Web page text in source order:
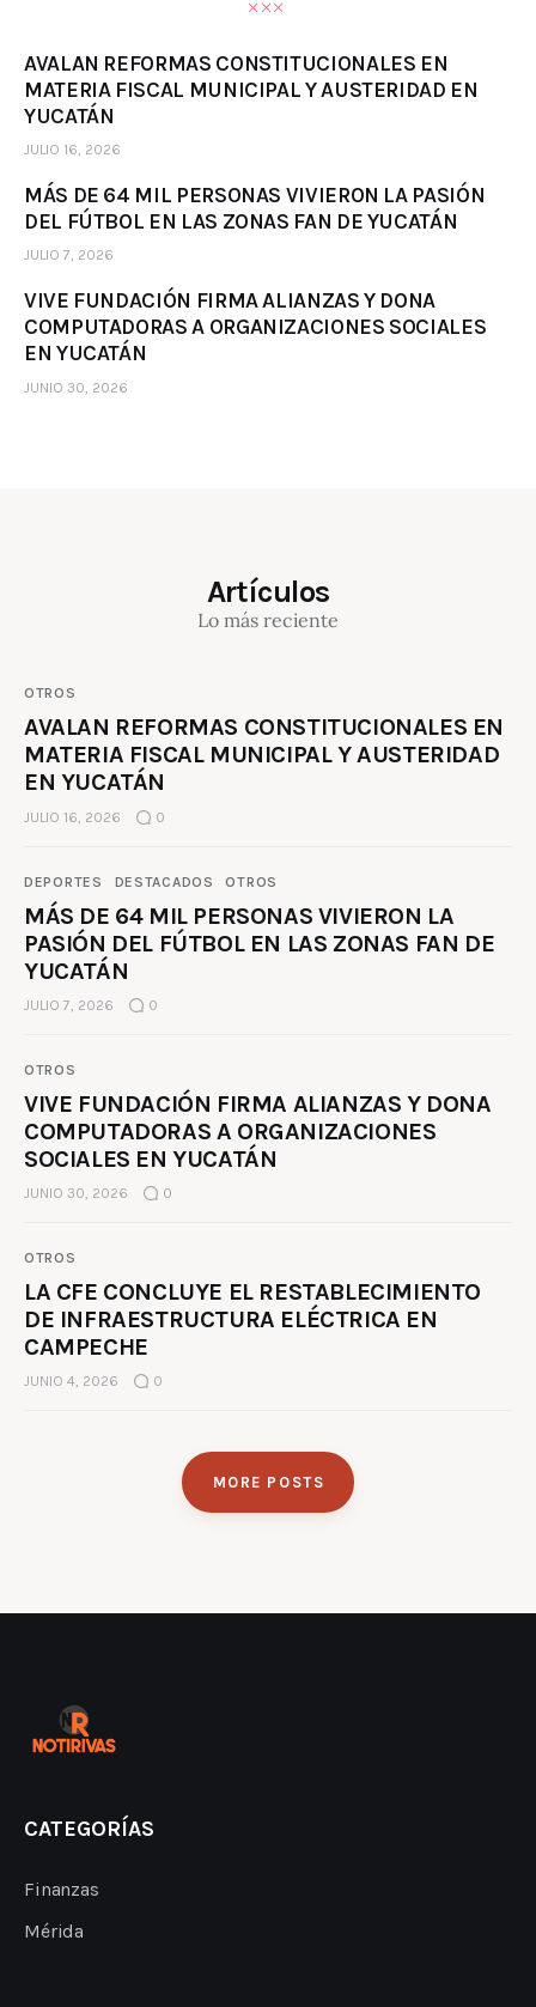
AVALAN REFORMAS CONSTITUCIONALES EN
MATERIA FISCAL MUNICIPAL Y AUSTERIDAD EN
YUCATÁN
JULIO 16, 2026
MÁS DE 64 MIL PERSONAS VIVIERON LA PASIÓN
DEL FÚTBOL EN LAS ZONAS FAN DE YUCATÁN
JULIO 7, 2026
VIVE FUNDACIÓN FIRMA ALIANZAS Y DONA
COMPUTADORAS A ORGANIZACIONES SOCIALES
EN YUCATÁN
JUNIO 30, 2026
Artículos
Lo más reciente
OTROS
AVALAN REFORMAS CONSTITUCIONALES EN
MATERIA FISCAL MUNICIPAL Y AUSTERIDAD
EN YUCATÁN
JULIO 16, 2026 0
DEPORTES DESTACADOS OTROS
MÁS DE 64 MIL PERSONAS VIVIERON LA
PASIÓN DEL FÚTBOL EN LAS ZONAS FAN DE
YUCATÁN
JULIO 7, 2026 0
OTROS
VIVE FUNDACIÓN FIRMA ALIANZAS Y DONA
COMPUTADORAS A ORGANIZACIONES
SOCIALES EN YUCATÁN
JUNIO 30, 2026 0
OTROS
LA CFE CONCLUYE EL RESTABLECIMIENTO
DE INFRAESTRUCTURA ELÉCTRICA EN
CAMPECHE
JUNIO 4, 2026 0
MORE POSTS
CATEGORÍAS
Finanzas
Mérida